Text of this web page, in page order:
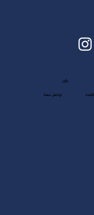
رؤى
تواصل معنا القادة